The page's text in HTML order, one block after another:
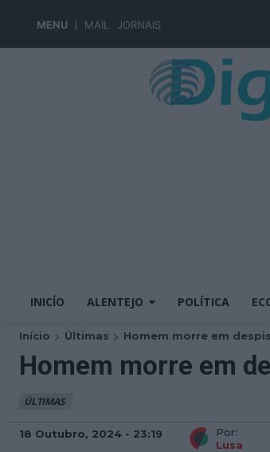
MENU MAIL JORNAIS
INICÍO ALENTEJO POLÍTICA
Início Últimas Homem morre em
Homem morre em
ÚLTIMAS
18 Outubro, 2024 - 23:19
Por:
Lusa